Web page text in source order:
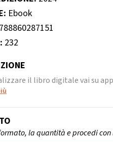
Ebook
232
il libro digitale vai su
la quantità e procedi